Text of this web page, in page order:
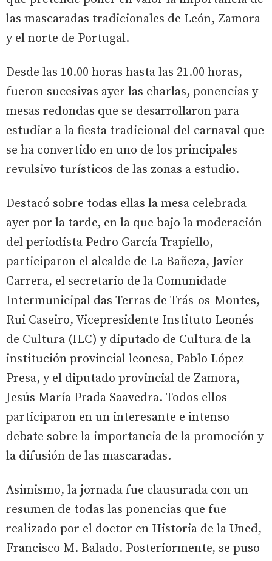
las mascaradas tradicionales de León, Zamora
y el norte de Portugal.
Desde las 10.00 horas hasta las 21.00 horas,
fueron sucesivas ayer las charlas, ponencias y
mesas redondas que se desarrollaron para
estudiar a la fiesta tradicional del carnaval que
se ha convertido en uno de los principales
revulsivo turísticos de las zonas a estudio.
Destacó sobre todas ellas la mesa celebrada
ayer por la tarde, en la que bajo la moderación
del periodista Pedro García Trapiello,
participaron el alcalde de La Bañeza, Javier
Carrera, el secretario de la Comunidade
Intermunicipal das Terras de Trás-os-Montes,
Rui Caseiro, Vicepresidente Instituto Leonés
de Cultura (ILC) y diputado de Cultura de la
institución provincial leonesa, Pablo López
Presa, y el diputado provincial de Zamora,
Jesús María Prada Saavedra. Todos ellos
participaron en un interesante e intenso
debate sobre la importancia de la promoción y
la difusión de las mascaradas.
Asimismo, la jornada fue clausurada con un
resumen de todas las ponencias que fue
realizado por el doctor en Historia de la Uned,
Francisco M. Balado. Posteriormente, se puso